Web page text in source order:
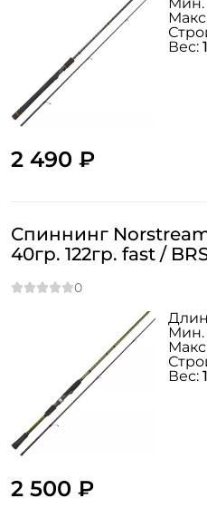
2 490 ₽
Вес:
Спиннинг
40гр. 122гр. fast /
2 500 ₽
Мин.
Вес: